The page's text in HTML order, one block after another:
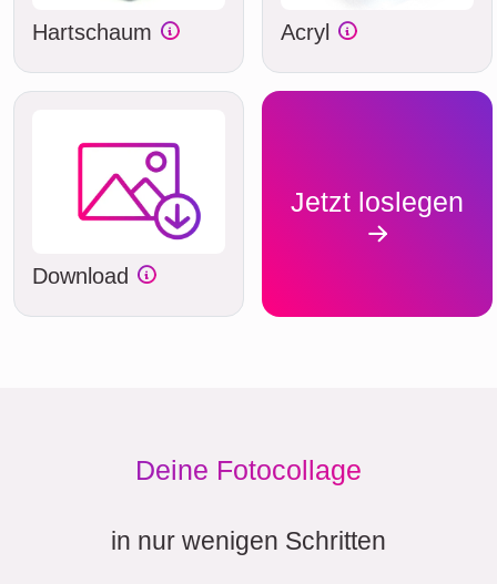
Hartschaum Acryl
Download
Jetzt loslegen
Deine Fotocollage
in nur wenigen Schritten